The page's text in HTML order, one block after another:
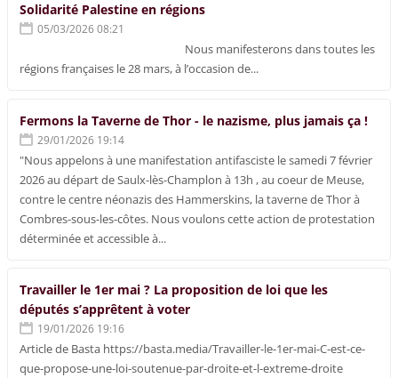
Solidarité Palestine en régions
05/03/2026 08:21
Nous manifesterons dans toutes les
régions françaises le 28 mars, à l’occasion de...
Fermons la Taverne de Thor - le nazisme, plus jamais ça !
29/01/2026 19:14
"Nous appelons à une manifestation antifasciste le samedi 7 février
2026 au départ de Saulx-lès-Champlon à 13h , au coeur de Meuse,
contre le centre néonazis des Hammerskins, la taverne de Thor à
Combres-sous-les-côtes. Nous voulons cette action de protestation
déterminée et accessible à...
Travailler le 1er mai ? La proposition de loi que les
députés s’apprêtent à voter
19/01/2026 19:16
Article de Basta https://basta.media/Travailler-le-1er-mai-C-est-ce-
que-propose-une-loi-soutenue-par-droite-et-l-extreme-droite